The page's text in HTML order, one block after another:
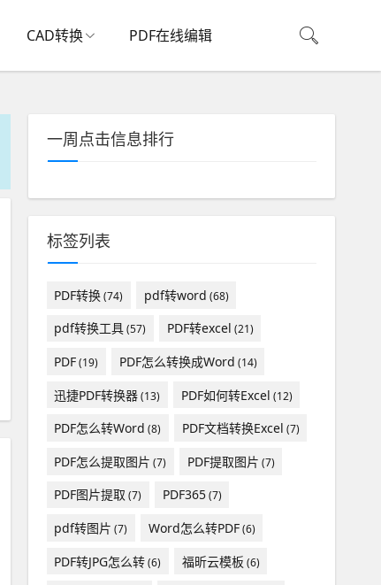
CAD转换 PDF在线编辑
一周点击信息排行
标签列表
PDF转换(74) pdf转word (68)
pdf转换工具(57) PDF转excel (21)
PDF(19) PDF怎么转换成Word (14)
迅捷PDF转换器(13) PDF如何转Excel (12)
PDF怎么转Word (8) PDF文档转换Excel (7)
PDF怎么提取图片 (7) PDF提取图片 (7)
PDF图片提取 (7) PDF365(7)
pdf转图片 (7) Word怎么转PDF(6)
PDF转JPG怎么转(6) 福昕云模板 (6)